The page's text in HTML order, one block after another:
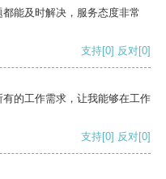
能及时解决，服务态度非常
支持[0] 反对[0]
的工作需求，让我能够在工作
支持[0] 反对[0]